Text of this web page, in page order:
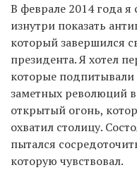
В феврале 2014 года я
изнутри показать
который завершился
президента. Я хотел
которые
заметных революций
открытый огонь,
охватил столицу.
пытался
которую чувствовал.